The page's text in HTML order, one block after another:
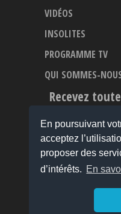
En poursuivant
acceptez
proposer des
d’intérêts. En
VIDÉOS
INSOLITES
PROGRAMME TV
QUI SOMMES-
Recevez